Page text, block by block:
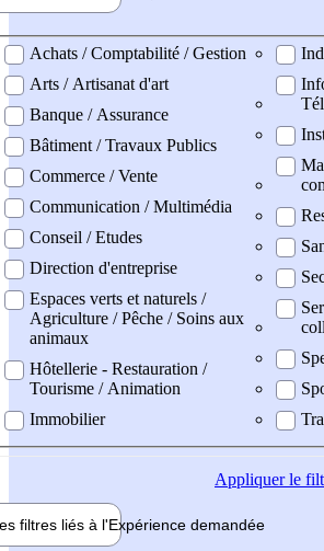
professionel
Achats / Comptabilité / Gestion
Arts / Artisanat d'art
Banque / Assurance
Bâtiment / Travaux Publics
Commerce / Vente
Communication / Multimédia
Conseil / Etudes
Direction d'entreprise
Espaces verts et naturels /
Agriculture / Pêche / Soins aux
animaux
Hôtellerie - Restauration /
Tourisme / Animation
Immobilier
Appliquerle
filtres liés à l'Expérience demandée